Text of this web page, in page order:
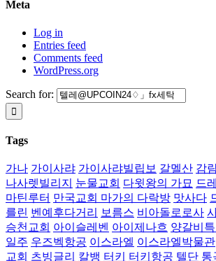
Meta
Log in
Entries feed
Comments feed
WordPress.org
Search for:
Tags
가나 가이사랴 가이사랴빌립보 갈멜산 감
나사렛빌리지
눈물교회 다윗왕의 가묘 드
마틴루터 만국교회 마가의 다락방 맛사다
를린 벤예후다거리 보름스 비아돌로로사
승천교회 아이슬레벤 아이제나흐 양갈비
일주 우즈벡항공 이스라엘 이스라엘박물관
교회 츠빙글리 칼뱅 터키 터키항공 텔단 통